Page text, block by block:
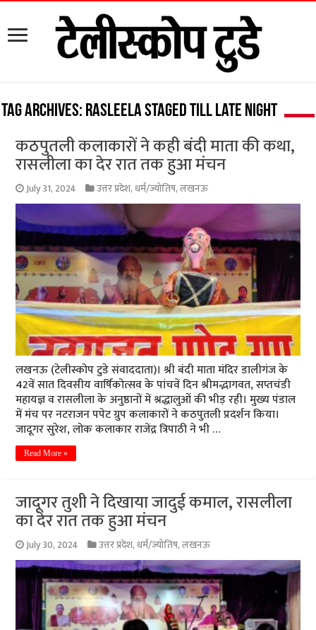
Tag Archives: Rasleela staged till late night
कठपुतली कलाकारों ने कही बंदी माता की कथा,
रासलीला का देर रात तक हुआ मंचन
July 31, 2024 उत्तर प्रदेश, धर्म/ज्योतिष,लखनऊ
लखनऊ (टेलीस्कोप टुडे संवाददाता)। श्री बंदी माता मंदिर डालीगंज के
42वें सात दिवसीय वार्षिकोत्सव के पांचवें दिन श्रीमद्भागवत, सप्तचंडी
महायज्ञ व रासलीला के अनुष्ठानों में श्रद्धालुओं की भीड़ रही। मुख्य पंडाल
में मंच पर नटराजन पपेट ग्रुप कलाकारों ने कठपुतली प्रदर्शन किया।
जादूगर सुरेश, लोक कलाकार राजेंद्र त्रिपाठी ने भी …
Read More »
जादूगर तुशी ने दिखाया जादुई कमाल, रासलीला
का देर रात तक हुआ मंचन
July 30, 2024 उत्तर प्रदेश, धर्म/ज्योतिष,लखनऊ